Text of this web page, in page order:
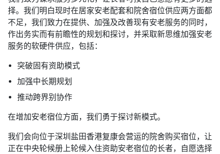
择。我们明白现时在居家安老配套和院舍宿位供应两方面都
不足，我们致力在提供、加强及改善现有安老服务的同时，
作出务实而有前瞻性的规划和探讨，并采取新思维加强安老
服务的软硬件供应，包括：
突破固有资助模式
加强中长期规划
推动跨界别协作
在增加安老宿位方面，我们勇于探讨新模式。
我们会向位于深圳盐田香港复康会营运的院舍购买宿位，让
正在中央轮候册上轮候入住资助安老宿位的长者，自愿选择